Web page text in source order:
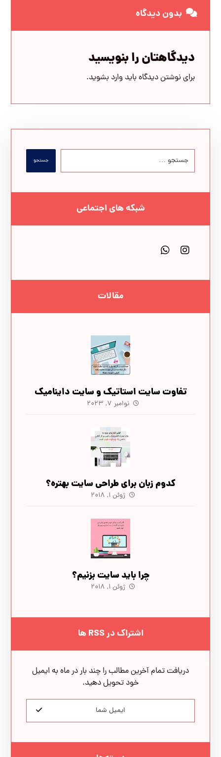
بدون دیدگاه
دیدگاهتان را بنویسید
برای نوشتن دیدگاه باید وارد بشوید.
جستجو
شبکه های اجتماعی
مقالات
تفاوت سایت‌ استاتیک و سایت‌ داینامیک
نوامبر ۷, ۲۰۲۳
کدوم زبان برای طراحی سایت بهتره؟
ژوئن ۱, ۲۰۱۸
چرا باید سایت بزنیم؟
ژوئن ۱, ۲۰۱۸
اشتراک در RSS ها
دریافت تمام آخرین مطالب را چند بار در ماه به ایمیل
خود تحویل دهید.